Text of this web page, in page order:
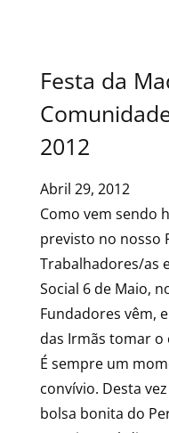
Festa da
2012
Abril 29, 2012
Como vem sendo
previsto no nosso
Trabalhadores/as
Social 6 de Maio,
Fundadores vêm,
das Irmãs tomar o
É sempre um
convívio. Desta
bolsa bonita do